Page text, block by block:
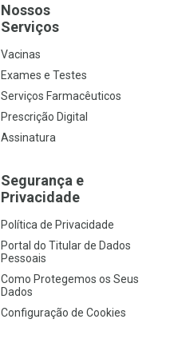
Nossos
Serviços
Vacinas
Exames e Testes
Serviços Farmacêuticos
Prescrição Digital
Assinatura
Segurança e
Privacidade
Política de Privacidade
Portal do Titular de Dados
Pessoais
Como Protegemos os Seus
Dados
Configuração de Cookies